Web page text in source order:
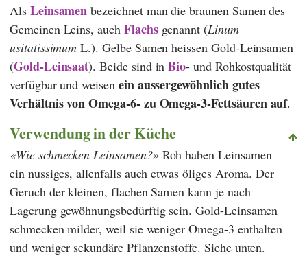
Als Leinsamen bezeichnet man die braunen Samen des
Gemeinen Leins, auch Flachsgenannt (Linum
usitatissimum L.). Gelbe Samen heissen Gold-Leinsamen
(Gold-Leinsaat). Beide sind inBio- und Rohkostqualität
verfügbar und weisen ein aussergewöhnlich gutes
Verhältnis von Omega-6- zu Omega-3-Fettsäuren auf.
Verwendung in der Küche
Wie schmecken Leinsamen? Roh haben Leinsamen
ein nussiges, allenfalls auch etwas öliges Aroma. Der
Geruch der kleinen, flachen Samen kann je nach
Lagerung gewöhnungsbedürftig sein. Gold-Leinsamen
schmecken milder, weil sie weniger Omega-3 enthalten
und weniger sekundäre Pflanzenstoffe. Siehe unten.